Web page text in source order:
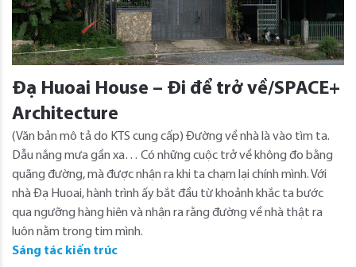
Đạ Huoai House – Đi để trở về/SPACE+
Architecture
(Văn bản mô tả do KTS cung cấp) Đường về nhà là vào tìm ta.
Dẫu nắng mưa gần xa… Có những cuộc trở về không đo bằng
quãng đường, mà được nhận ra khi ta chạm lại chính mình. Với
nhà Đạ Huoai, hành trình ấy bắt đầu từ khoảnh khắc ta bước
qua ngưỡng hàng hiên và nhận ra rằng đường về nhà thật ra
luôn nằm trong tim mình.
Sáng tác kiến trúc